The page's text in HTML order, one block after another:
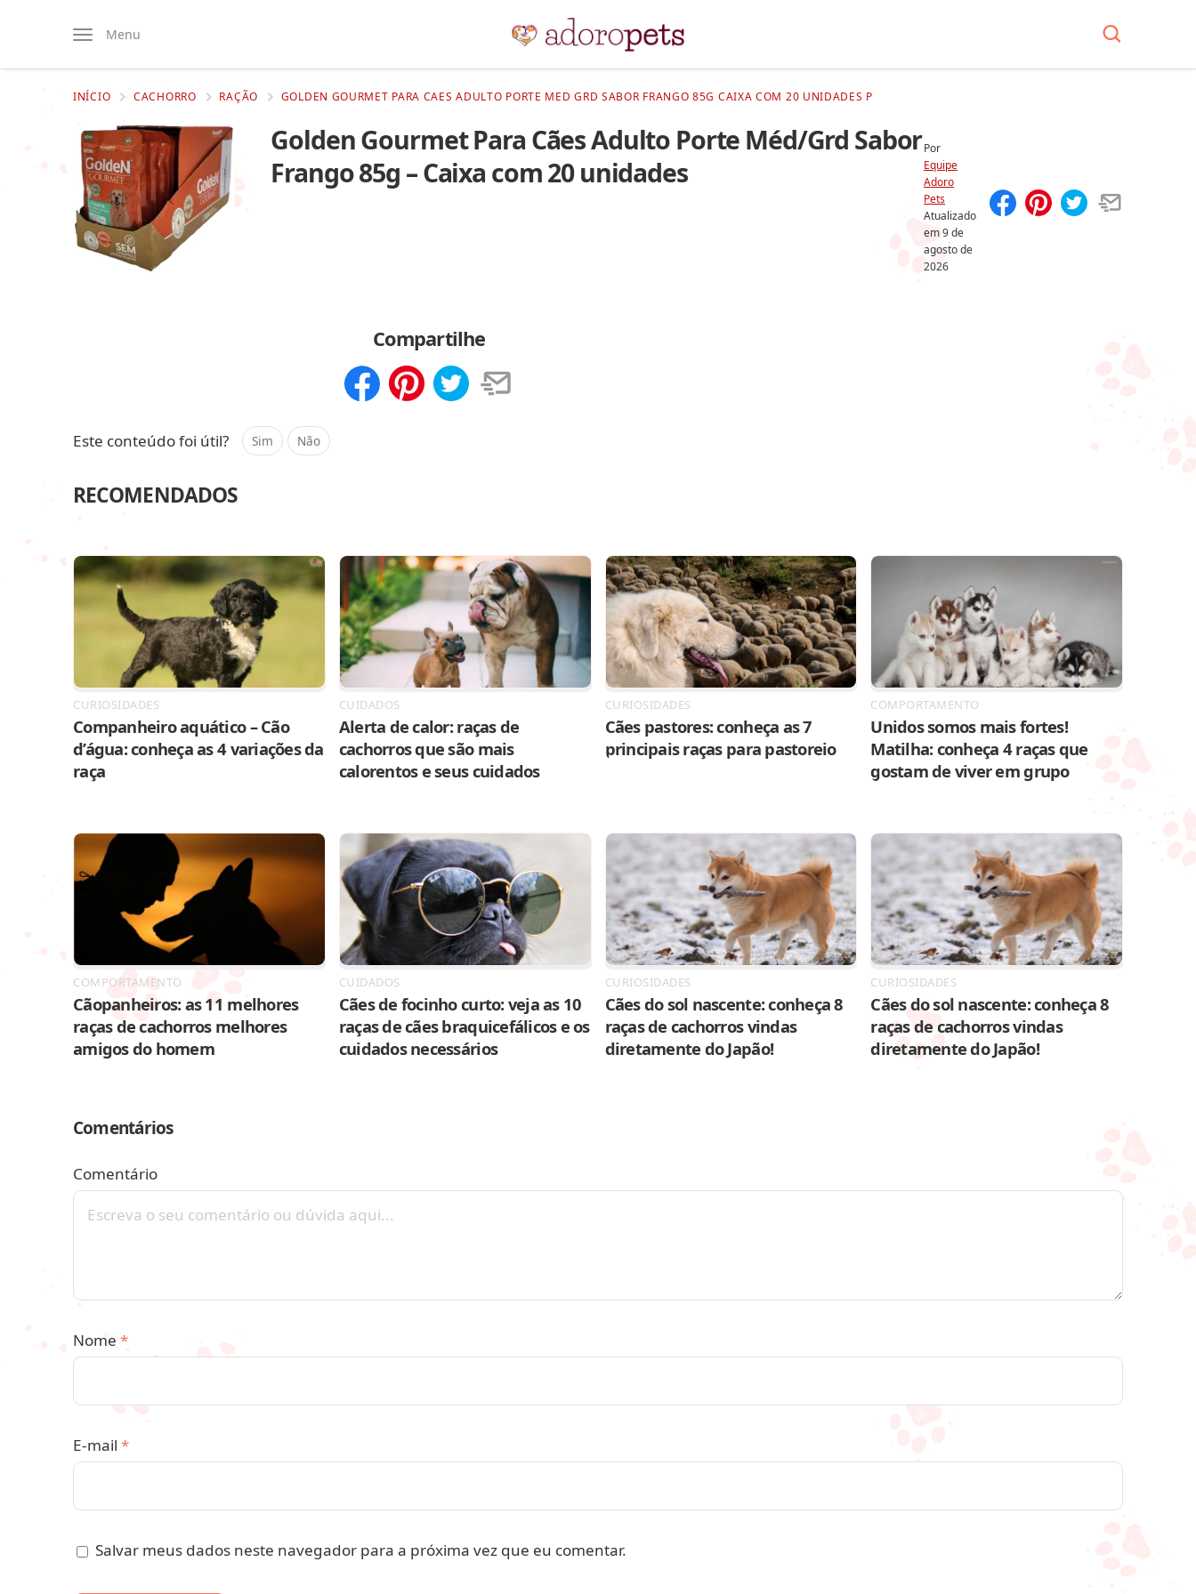
Menu
INÍCIO CACHORRO RAÇÃO GOLDEN GOURMET PARA CAES ADULTO PORTE MED GRD SABOR FRANGO 85G CAIXA COM 20 UNIDADES P
Golden Gourmet Para Cães Adulto Porte Méd/Grd Sabor
Frango 85g – Caixa com 20 unidades
Por
Equipe
Adoro
Pets
Atualizado
em9 de
agosto de
2026
Compartilhe
Este conteúdo foi útil? Sim Não
RECOMENDADOS
CURIOSIDADES
Companheiro aquático – Cão
d’água: conheça as 4 variações da
raça
CUIDADOS
Alerta de calor: raças de
cachorros que são mais
calorentos e seus cuidados
CURIOSIDADES
Cães pastores: conheça as 7
principais raças para pastoreio
COMPORTAMENTO
Unidos somos mais fortes!
Matilha: conheça 4 raças que
gostam de viver em grupo
COMPORTAMENTO
Cãopanheiros: as 11 melhores
raças de cachorros melhores
amigos do homem
CUIDADOS
Cães de focinho curto: veja as 10
raças de cães braquicefálicos e os
cuidados necessários
CURIOSIDADES
Cães do sol nascente: conheça 8
raças de cachorros vindas
diretamente do Japão!
CURIOSIDADES
Cães do sol nascente: conheça 8
raças de cachorros vindas
diretamente do Japão!
Comentários
Comentário
Nome *
E-mail *
Salvar meus dados neste navegador para a próxima vez que eu comentar.